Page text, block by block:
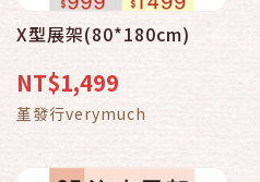
X型展架(80*180cm)
NT$1,499
堇發行verymuch